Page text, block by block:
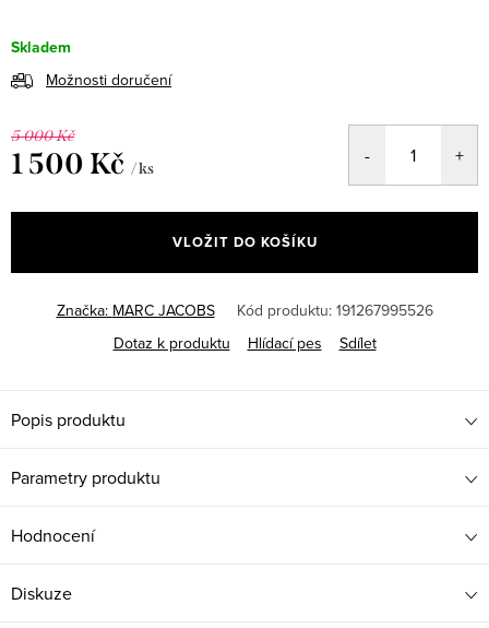
Skladem
Možnosti doručení
5 000 Kč
1 500 Kč / ks
cena:
VLOŽIT DO KOŠÍKU
Značka: MARC JACOBS Kód produktu: 191267995526
Dotaz k produktu
Hlídací pes Sdílet
Popis produktu
Parametry produktu
Hodnocení
Diskuze